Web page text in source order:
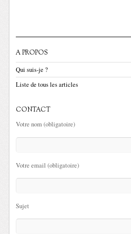
A PROPOS
Qui suis-je ?
Liste de tous les articles
CONTACT
Votre nom (obligatoire)
Votre email (obligatoire)
Sujet